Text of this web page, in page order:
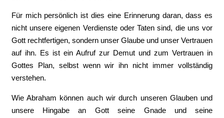
Für mich persönlich ist dies eine Erinnerung daran, dass es
nicht unsere eigenen Verdienste oder Taten sind, die uns vor
Gott rechtfertigen, sondern unser Glaube und unser Vertrauen
auf ihn. Es ist ein Aufruf zur Demut und zum Vertrauen in
Gottes Plan, selbst wenn wir ihn nicht immer vollständig
verstehen.
Wie Abraham können auch wir durch unseren Glauben und
unsere Hingabe an Gott seine Gnade und seine